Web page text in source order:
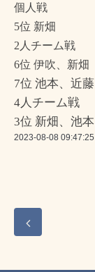
個人戦
5位 新畑
2人チーム戦
6位 伊吹、新畑
7位 池本、近藤
4人チーム戦
3位 新畑、池
2023-08-08 09:47:25